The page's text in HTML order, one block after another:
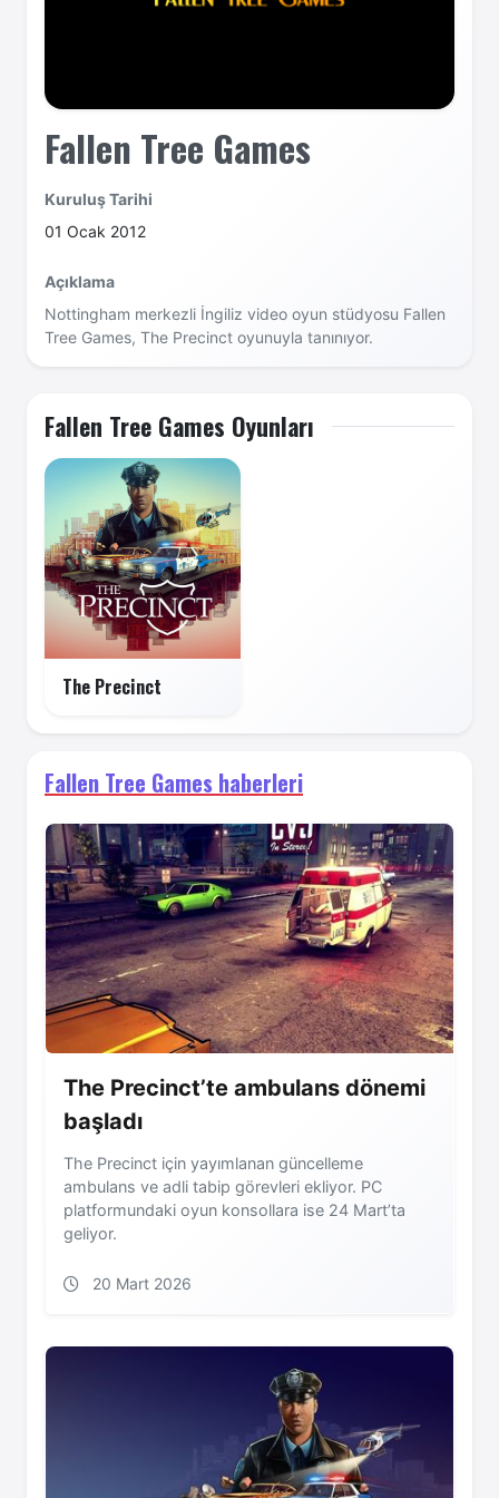
Fallen Tree Games
Kuruluş Tarihi
01 Ocak 2012
Açıklama
Nottingham merkezli İngiliz video oyun stüdyosu Fallen
Tree Games, The Precinct oyunuyla tanınıyor.
Fallen Tree Games Oyunları
The Precinct
Fallen Tree Games haberleri
The Precinct’te ambulans dönemi
başladı
The Precinct için yayımlanan güncelleme
ambulans ve adli tabip görevleri ekliyor. PC
platformundaki oyun konsollara ise 24 Mart’ta
geliyor.
20 Mart 2026